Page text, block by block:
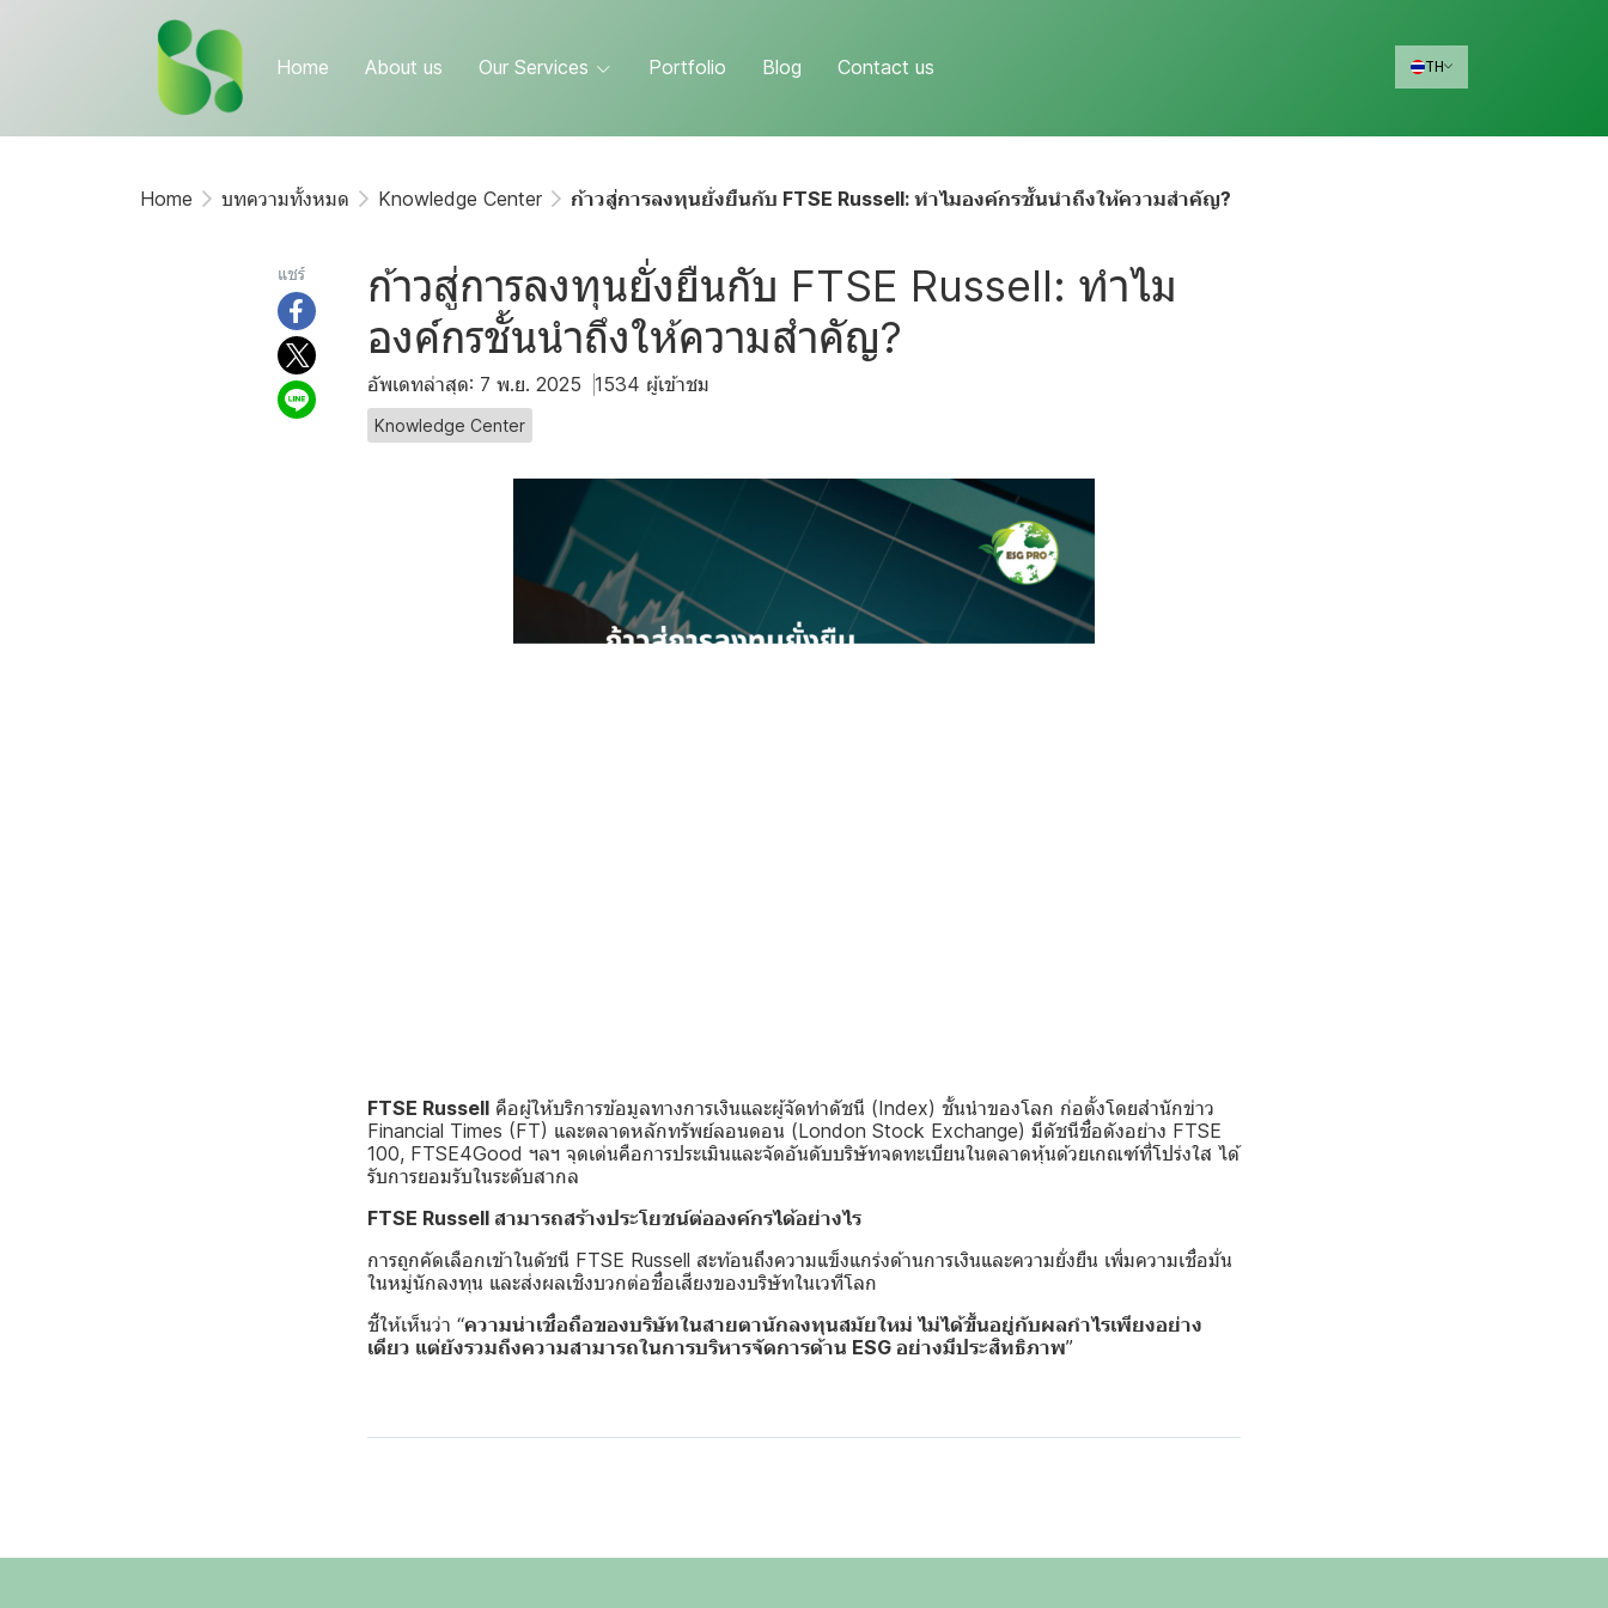
Home About us Our Services Portfolio Blog Contact us TH
Home บทความทั้งหมด Knowledge Center ก้าวสู่การลงทุนยั่งยืนกับ FTSE Russell: ทำไมองค์กรชั้นนำถึงให้ความสำคัญ?
แชร์
ก้าวสู่การลงทุนยั่งยืนกับ FTSE Russell: ทำไม
องค์กรชั้นนำถึงให้ความสำคัญ?
อัพเดทล่าสุด: 7 พ.ย. 2025 1534 ผู้เข้าชม
Knowledge Center
FTSE Russell คือผู้ให้บริการข้อมูลทางการเงินและผู้จัดทำดัชนี (Index) ชั้นนำของโลก ก่อตั้งโดยสำนักข่าว
Financial Times (FT) และตลาดหลักทรัพย์ลอนดอน (London Stock Exchange) มีดัชนีชื่อดังอย่าง FTSE
100, FTSE4Good ฯลฯ จุดเด่นคือการประเมินและจัดอันดับบริษัทจดทะเบียนในตลาดหุ้นด้วยเกณฑ์ที่โปร่งใส ได้
รับการยอมรับในระดับสากล
FTSE Russell สามารถสร้างประโยชน์ต่อองค์กรได้อย่างไร
การถูกคัดเลือกเข้าในดัชนี FTSE Russell สะท้อนถึงความแข็งแกร่งด้านการเงินและความยั่งยืน เพิ่มความเชื่อมั่น
ในหมู่นักลงทุน และส่งผลเชิงบวกต่อชื่อเสียงของบริษัทในเวทีโลก
ชี้ให้เห็นว่า “ความน่าเชื่อถือของบริษัทในสายตานักลงทุนสมัยใหม่ ไม่ได้ขึ้นอยู่กับผลกำไรเพียงอย่าง
เดียว แต่ยังรวมถึงความสามารถในการบริหารจัดการด้าน ESG อย่างมีประสิทธิภาพ”